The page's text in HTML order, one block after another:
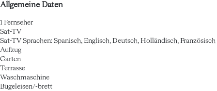
Allgemeine Daten
1 Fernseher
Sat-TV
Sat-TV Sprachen: Spanisch, Englisch, Deutsch, Holländisch, Französisch
Aufzug
Garten
Terrasse
Waschmaschine
Bügeleisen/-brett